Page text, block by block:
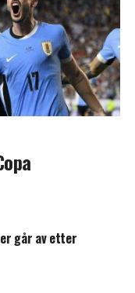
går av etter